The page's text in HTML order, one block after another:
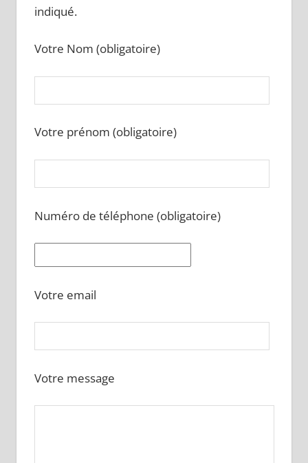
indiqué.
Votre Nom (obligatoire)
Votre prénom (obligatoire)
Numéro de téléphone (obligatoire)
Votre email
Votre message